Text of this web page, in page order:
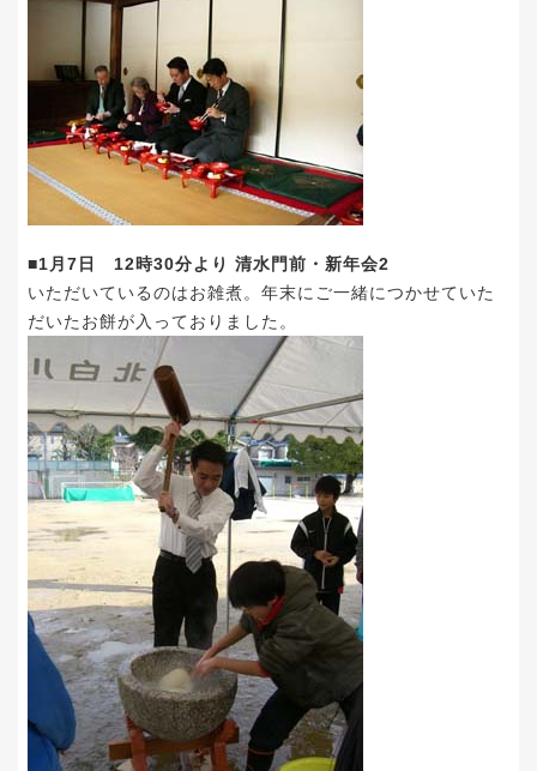
■1月7日 12時30分より 清水門前・新年会2
いただいているのはお雑煮。年末にご一緒につかせていた
だいたお餅が入っておりました。